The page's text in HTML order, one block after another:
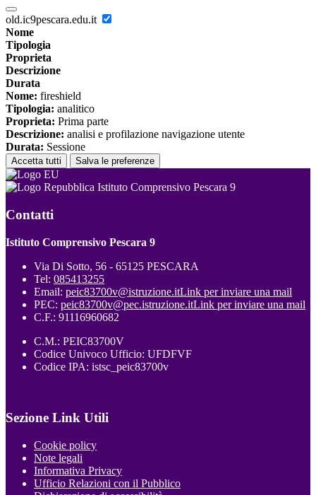
old.ic9pescara.edu.it
Nome
Tipologia
Proprieta
Descrizione
Durata
Nome: fireshield
Tipologia: analitico
Proprieta: Prima parte
Descrizione: analisi e profilazione navigazione utente
Durata: Sessione
Accetta tutti Salva le preferenze
Istituto Comprensivo Pescara 9
Contatti
Istituto Comprensivo Pescara 9
Via Di Sotto, 56 - 65125 PESCARA
Tel: 085413255
Email: peic83700v@istruzione.itLink per inviare una mail
PEC: peic83700v@pec.istruzione.itLink per inviare una mail
C.F.: 91116960682
C.M.: PEIC83700V
Codice Univoco Ufficio: UFDFVF
Codice IPA: istsc_peic83700v
Sezione Link Utili
Cookie policy
Note legali
Informativa Privacy
Ufficio Relazioni con il Pubblico